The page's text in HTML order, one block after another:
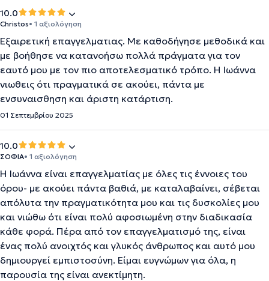
10.0
Christos• 1 αξιολόγηση
Εξαιρετική επαγγελματιας. Με καθοδήγησε μεθοδικά και
με βοήθησε να κατανοήσω πολλά πράγματα για τον
εαυτό μου με τον πιο αποτελεσματικό τρόπο. Η Ιωάννα
νιωθεις ότι πραγματικά σε ακούει, πάντα με
ενσυναισθηση και άριστη κατάρτιση.
01 Σεπτεμβρίου 2025
10.0
ΣΟΦΙΑ• 1 αξιολόγηση
Η Ιωάννα είναι επαγγελματίας με όλες τις έννοιες του
όρου- με ακούει πάντα βαθιά, με καταλαβαίνει, σέβεται
απόλυτα την πραγματικότητα μου και τις δυσκολίες μου
και νιώθω ότι είναι πολύ αφοσιωμένη στην διαδικασία
κάθε φορά. Πέρα από τον επαγγελματισμό της, είναι
ένας πολύ ανοιχτός και γλυκός άνθρωπος και αυτό μου
δημιουργεί εμπιστοσύνη. Είμαι ευγνώμων για όλα, η
παρουσία της είναι ανεκτίμητη.